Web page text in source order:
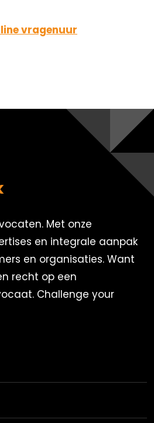
vragenuur
Met onze
en integrale aanpak
en organisaties. Want
recht op een
Challenge your